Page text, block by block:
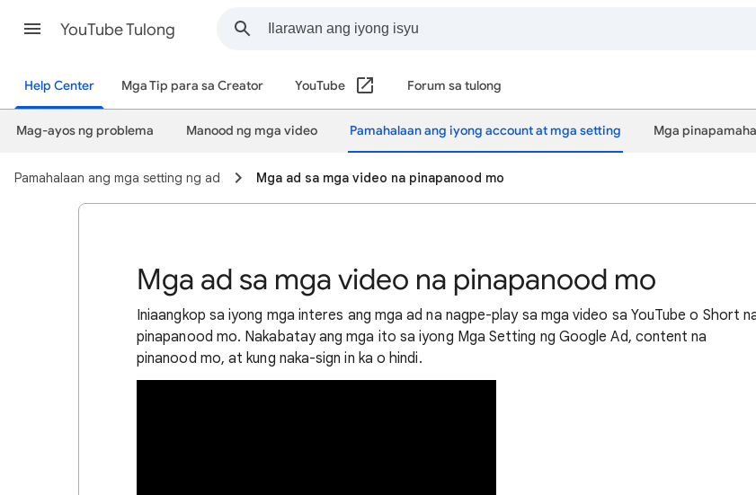
YouTube Tulong
Help Center Mga Tip para sa Creator YouTube Forum sa tulong
Mag-ayos ng problema Manood ng mga video Pamahalaan ang iyong account at mga setting Mga
Pamahalaan ang mga setting ng ad Mga ad sa mga video na pinapanood mo
Mga ad sa mga video na pinapanood mo
Iniaangkop sa iyong mga interes ang mga ad na nagpe-play sa mga video sa YouTube o Short
pinapanood mo. Nakabatay ang mga ito sa iyong Mga Setting ng Google Ad, content na
pinanood mo, at kung naka-sign in ka o hindi.